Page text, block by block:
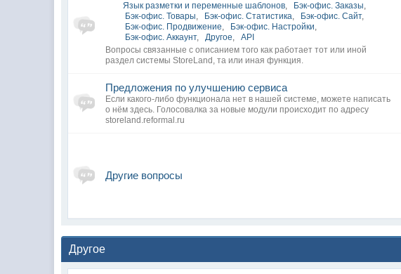
Язык разметки и переменные шаблонов, Бэк-офис. Заказы,
Бэк-офис. Товары, Бэк-офис. Статистика, Бэк-офис. Сайт,
Бэк-офис. Продвижение, Бэк-офис. Настройки,
Бэк-офис. Аккаунт, Другое,
API
Вопросы связанные с описанием того как работает тот или иной
раздел системы StoreLand, та или иная функция.
Предложения по улучшению сервиса
Если какого-либо функционала нет в нашей системе, можете написать
о нём здесь. Голосовалка за новые модули происходит по адресу
storeland.reformal.ru
Другие вопросы
Другое